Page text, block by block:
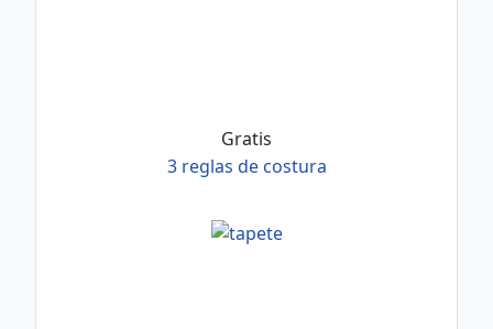
Gratis
3 reglas de costura